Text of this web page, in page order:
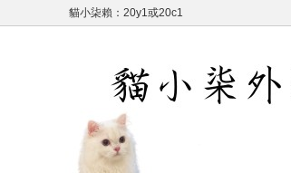
貓小柒賴：20y1或20c1